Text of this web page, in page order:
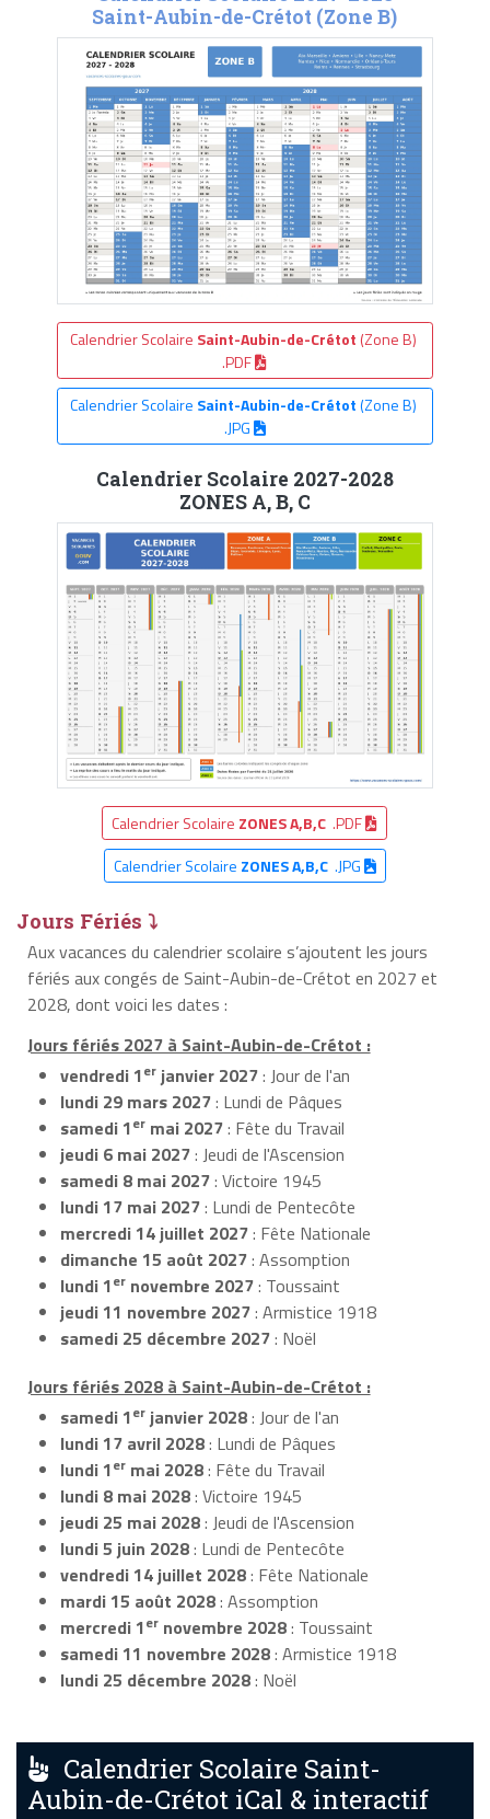
Saint-Aubin-de-Crétot (Zone B)
Calendrier Scolaire Saint-Aubin-de-Crétot (Zone B)
.PDF
Calendrier Scolaire Saint-Aubin-de-Crétot(Zone B)
.JPG
Calendrier Scolaire 2027-2028
ZONES A, B, C
Calendrier Scolaire ZONES A,B,C .PDF
Calendrier Scolaire ZONES A,B,C.JPG
Jours Fériés ⤵
Aux vacances du calendrier scolaire s’ajoutent les jours
fériés aux congés de Saint-Aubin-de-Crétot en 2027 et
2028, dont voici les dates :
Jours fériés 2027 à Saint-Aubin-de-Crétot :
vendredi 1er janvier 2027: Jour de l'an
lundi 29 mars 2027: Lundi de Pâques
samedi 1er mai 2027: Fête du Travail
jeudi 6 mai 2027: Jeudi de l'Ascension
samedi 8 mai 2027: Victoire 1945
lundi 17 mai 2027: Lundi de Pentecôte
mercredi 14 juillet 2027: Fête Nationale
dimanche 15 août 2027: Assomption
lundi 1er novembre 2027: Toussaint
jeudi 11 novembre 2027: Armistice 1918
samedi 25 décembre 2027: Noël
Jours fériés 2028 à Saint-Aubin-de-Crétot :
samedi 1er janvier 2028: Jour de l'an
lundi 17 avril 2028: Lundi de Pâques
lundi 1er mai 2028: Fête du Travail
lundi 8 mai 2028: Victoire 1945
jeudi 25 mai 2028: Jeudi de l'Ascension
lundi 5 juin 2028: Lundi de Pentecôte
vendredi 14 juillet 2028: Fête Nationale
mardi 15 août 2028: Assomption
mercredi 1er novembre 2028: Toussaint
samedi 11 novembre 2028: Armistice 1918
lundi 25 décembre 2028: Noël
Calendrier Scolaire Saint-
Aubin-de-Crétot iCal & interactif